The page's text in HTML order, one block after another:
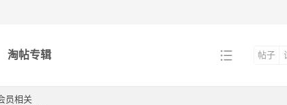
淘帖专辑
帖子
员相关